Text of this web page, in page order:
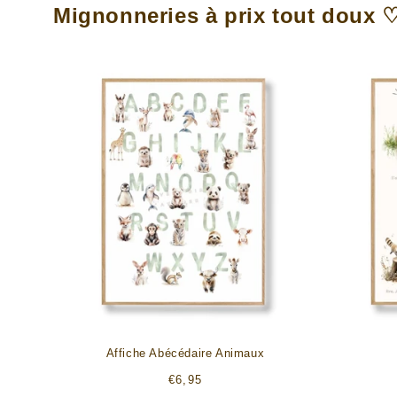
Mignonneries à prix tout doux
Affiche Abécédaire Animaux
Prix
€6,95